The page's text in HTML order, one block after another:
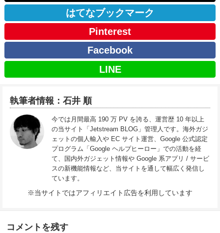
はてなブックマーク
Pinterest
Facebook
LINE
執筆者情報：石井 順
今では月間最高 190 万 PV を誇る、運営歴 10 年以上
の当サイト「Jetstream BLOG」管理人です。海外ガジ
ェットの個人輸入や EC サイト運営、Google 公式認定
プログラム「Google ヘルプヒーロー」での活動を経
て、国内外ガジェット情報や Google 系アプリ / サービ
スの新機能情報など、当サイトを通して幅広く発信し
ています。
※当サイトではアフィリエイト広告を利用しています
コメントを残す